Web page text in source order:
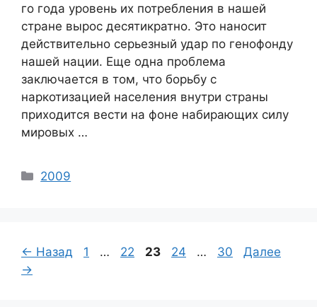
го года уровень их потребления в нашей
стране вырос десятикратно. Это наносит
действительно серьезный удар по генофонду
нашей нации. Еще одна проблема
заключается в том, что борьбу с
наркотизацией населения внутри страны
приходится вести на фоне набирающих силу
мировых …
Categories
2009
← Назад Page
1 … Page
22 Page
23 Page
24 … Page
30
Далее
→